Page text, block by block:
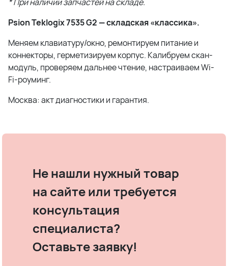
Psion Teklogix 7535 G2 — складская «классика».
Меняем клавиатуру/окно, ремонтируем питание и
коннекторы, герметизируем корпус. Калибруем скан-
модуль, проверяем дальнее чтение, настраиваем Wi-
Fi-роуминг.
Москва: акт диагностики и гарантия.
Не нашли нужный товар
на сайте или требуется
консультация
специалиста?
Оставьте заявку!